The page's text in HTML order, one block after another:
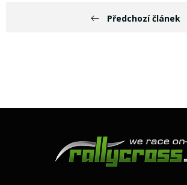
Předchozí článek